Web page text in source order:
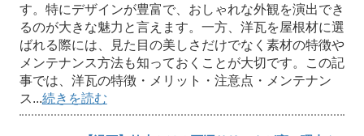
す。特にデザインが豊富で、おしゃれな外観を演出でき
るのが大きな魅力と言えます。一方、洋瓦を屋根材に選
ばれる際には、見た目の美しさだけでなく素材の特徴や
メンテナンス方法も知っておくことが大切です。この記
事では、洋瓦の特徴・メリット・注意点・メンテナン
ス...続きを読む